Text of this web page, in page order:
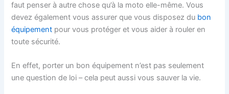
faut penser à autre chose qu’à la moto elle-même. Vous
devez également vous assurer que vous disposez du bon
équipement pour vous protéger et vous aider à rouler en
toute sécurité.
En effet, porter un bon équipement n’est pas seulement
une question de loi – cela peut aussi vous sauver la vie.